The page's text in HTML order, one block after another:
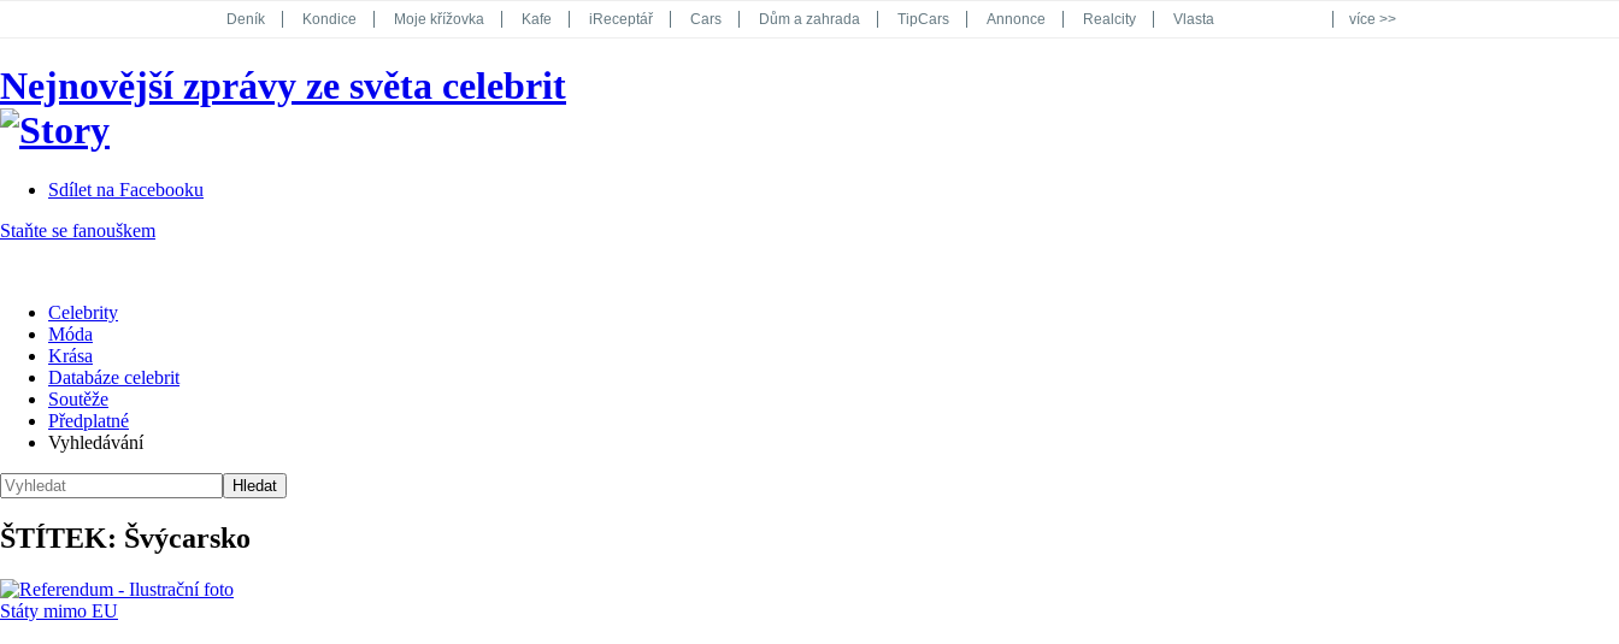
Deník Kondice Moje křížovka Kafe iReceptář Cars Dům a zahrada TipCars Annonce Realcity Vlasta
Koktejl
více >>
Nejnovější zprávy ze světa celebrit
Sdílet na Facebooku
Staňte se fanouškem
Celebrity
Móda
Krása
Databáze celebrit
Soutěže
Předplatné
Vyhledávání
ŠTÍTEK: Švýcarsko
Státy mimo EU